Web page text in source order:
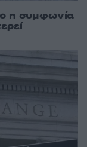
η συμφωνία